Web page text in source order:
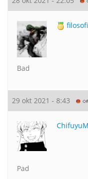
Bad
29 okt 2021 - 8:43
Pad